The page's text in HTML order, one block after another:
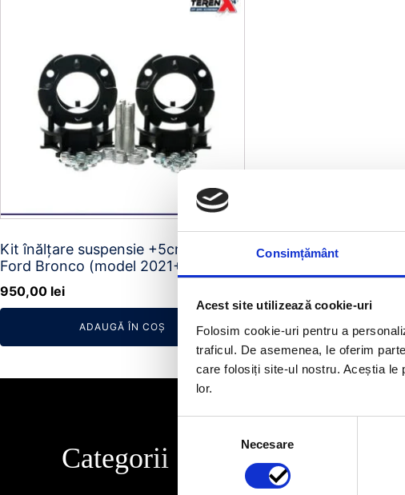
Consimțământ
Acest site utilizează cookie-uri
Folosim cookie-uri pentru a
traficul. De asemenea, le oferim
care folosiți site-ul nostru. Aceștia
lor.
consimțământului
Necesare
Kit înălțare suspensie +5cm (2")
Ford Bronco (model 2021+)
950,00 lei
ADAUGĂ ÎN COȘ
Categorii